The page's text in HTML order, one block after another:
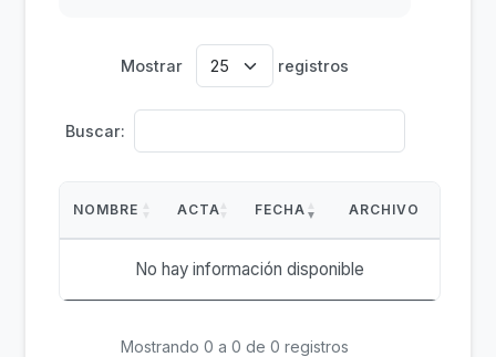
Mostrar registros
Buscar:
NOMBRE ACTA FECHA ARCHIVO
No hay información disponible
Mostrando 0 a 0 de 0 registros